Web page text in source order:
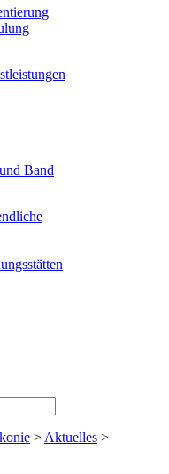
Band
> Aktuelles >